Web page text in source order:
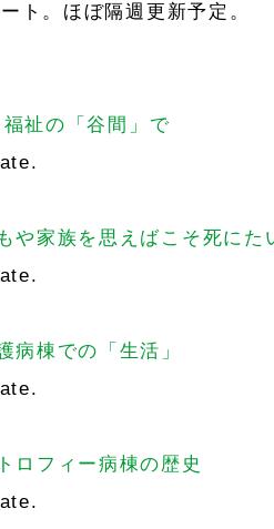
ト。ほぼ隔週更新予定。
福祉の「谷間」で
や家族を思えばこそ死にた
病棟での「生活」
ロフィー病棟の歴史